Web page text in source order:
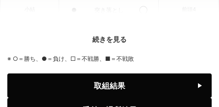
前頭4
9勝6敗
寄り切り
藤青雲
続きを見る
※ ○＝勝ち、●＝負け、□＝不戦勝、■＝不戦敗
取組結果